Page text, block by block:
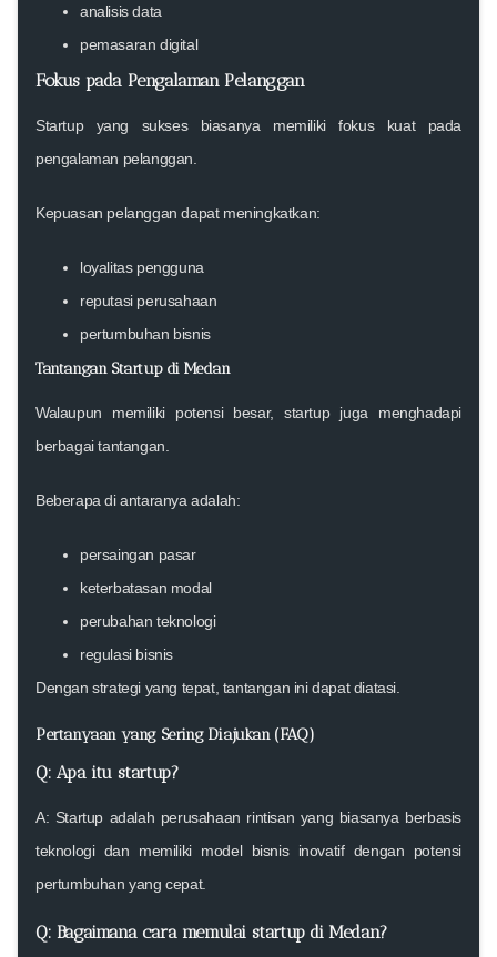
analisis data
pemasaran digital
Fokus pada Pengalaman Pelanggan
Startup yang sukses biasanya memiliki fokus kuat pada
pengalaman pelanggan.
Kepuasan pelanggan dapat meningkatkan:
loyalitas pengguna
reputasi perusahaan
pertumbuhan bisnis
Tantangan Startup di Medan
Walaupun memiliki potensi besar, startup juga menghadapi
berbagai tantangan.
Beberapa di antaranya adalah:
persaingan pasar
keterbatasan modal
perubahan teknologi
regulasi bisnis
Dengan strategi yang tepat, tantangan ini dapat diatasi.
Pertanyaan yang Sering Diajukan (FAQ)
Q: Apa itu startup?
A: Startup adalah perusahaan rintisan yang biasanya berbasis
teknologi dan memiliki model bisnis inovatif dengan potensi
pertumbuhan yang cepat.
Q: Bagaimana cara memulai startup di Medan?